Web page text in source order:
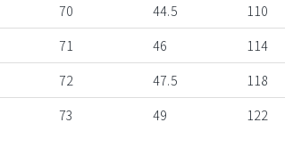
70 44.5 110
71 46 114
72 47.5 118
73 49 122